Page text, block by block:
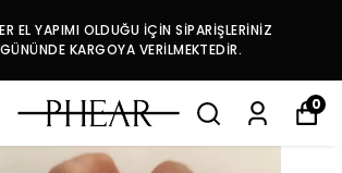
EL YAPIMI OLDUĞU İÇİN SİPARİŞLERİNİZ
KARGOYA VERİLMEKTEDİR.
0